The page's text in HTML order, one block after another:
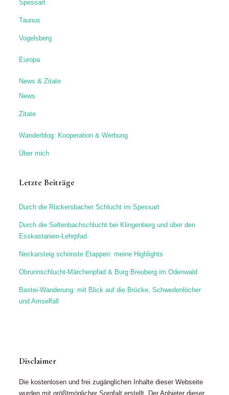
Spessart
Taunus
Vogelsberg
Europa
News & Zitate
News
Zitate
Wanderblog: Kooperation & Werbung
Über mich
Letzte Beiträge
Durch die Rückersbacher Schlucht im Spessart
Durch die Seltenbachschlucht bei Klingenberg und über den
Esskastanien-Lehrpfad
Neckarsteig schönste Etappen: meine Highlights
Obrunnschlucht-Märchenpfad & Burg Breuberg im Odenwald
Bastei-Wanderung: mit Blick auf die Brücke, Schwedenlöcher
und Amselfall
Disclaimer
Die kostenlosen und frei zugänglichen Inhalte dieser Webseite
wurden mit größtmöglicher Sorgfalt erstellt. Der Anbieter dieser